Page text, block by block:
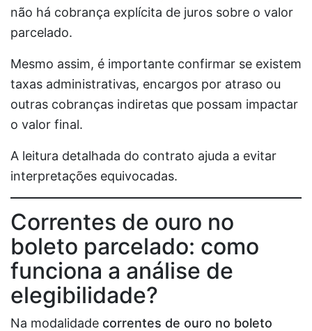
não há cobrança explícita de juros sobre o valor
parcelado.
Mesmo assim, é importante confirmar se existem
taxas administrativas, encargos por atraso ou
outras cobranças indiretas que possam impactar
o valor final.
A leitura detalhada do contrato ajuda a evitar
interpretações equivocadas.
Correntes de ouro no
boleto parcelado: como
funciona a análise de
elegibilidade?
Na modalidade correntes de ouro no boleto